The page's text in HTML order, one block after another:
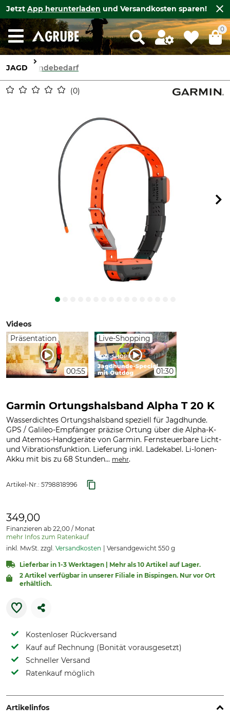
Jetzt App herunterladen und Versandkosten sparen!
0
JAGD Hundebedarf
0
Videos
Präsentation
00:55
Live-Shopping
01:30
Garmin Ortungshalsband Alpha T 20 K
Wasserdichtes Ortungshalsband speziell für Jagdhunde.
GPS / Galileo-Empfänger präzise Ortung über die Alpha-K-
und Atemos-Handgeräte von Garmin. Fernsteuerbare Licht-
und Vibrationsfunktion. Lieferung inkl. Ladekabel. Li-Ionen-
Akku mit bis zu 68 Stunden... mehr.
Artikel-Nr.: 5798818996
349,00
Finanzieren ab 22,00 / Monat
mehr Infos zum Ratenkauf
inkl. MwSt. zzgl. Versandkosten Versandgewicht 550 g
Lieferbar in 1-3 Werktagen | Mehr als 10 Artikel auf Lager.
2 Artikel verfügbar in unserer Filiale in Bispingen. Nur vor Ort
erhältlich.
Kostenloser Rückversand
Kauf auf Rechnung (Bonität vorausgesetzt)
Schneller Versand
Ratenkauf möglich
Artikelinfos